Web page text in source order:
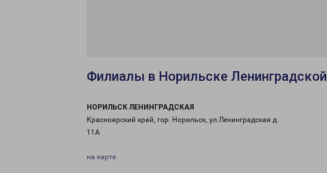
Филиалы в Норильске Ленинградской
НОРИЛЬСК ЛЕНИНГРАДСКАЯ
Красноярский край, гор. Норильск, ул.Ленинградская д.
11А
на карте